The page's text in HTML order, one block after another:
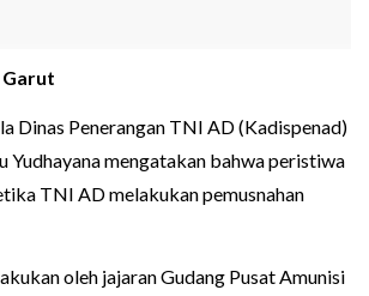
Dinas Penerangan TNI AD (Kadispenad)
Yudhayana mengatakan bahwa peristiwa
TNI AD melakukan pemusnahan
oleh jajaran Gudang Pusat Amunisi